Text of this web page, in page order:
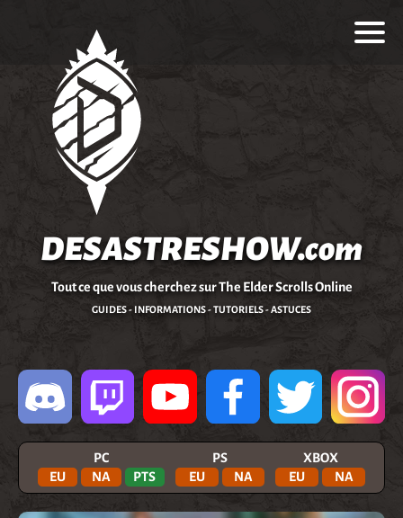
DESASTRESHOW.com
Tout ce que vous cherchez sur The Elder Scrolls Online
GUIDES - INFORMATIONS - TUTORIELS - ASTUCES
PC
EU
NA PTS
PS
EU
NA
XBOX
EU
NA